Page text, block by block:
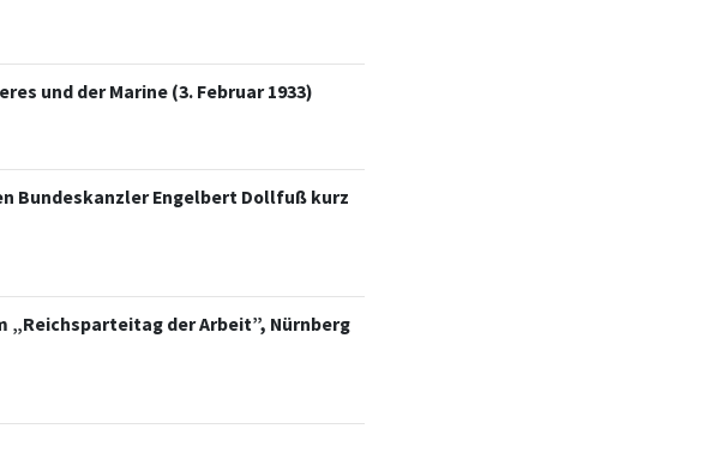
und der Marine (3. Februar 1933)
Bundeskanzler Engelbert Dollfuß kurz
„Reichsparteitag der Arbeit”, Nürnberg